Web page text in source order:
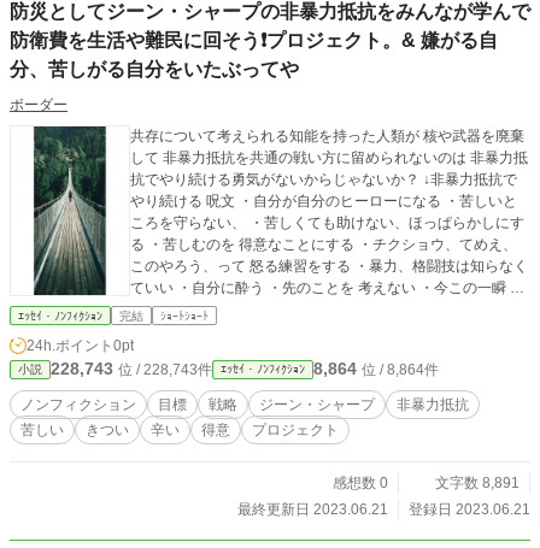
nto-2/#1 ずーっと武器で争ってきた人類の歴史を ここで断ち
切る。 → 非暴力抵抗に移行して 武器を棄てて 廃棄して 地球
との共存に全力を注げ！ 毎日イベントやってます。 ↓気が向
いたら遊びに来て下さい https://ka2.link/situke/ibento/#1 ↓こ
てます。 ↓気が向いたら遊びに来て下さい https://ka2.link/situ
ke/ibento/#1 ↓こんなのも https://ka2.link/situke/ibento-2/#1 ↓
6/26 のイベント https://facebook.com/boodaa.02/videos/102
9495661630019/ ↓6/26 のこんなの https://facebook.com/boo
daa.02/videos/805003678019382/ youtube 作成した
防災としてジーン・シャープの非暴力抵抗をみんなが学んで
防衛費を生活や難民に回そう❗プロジェクト。& 嫌がる自
分、苦しがる自分をいたぶってや
ボーダー
共存について考えられる知能を持った人類が 核や武器を廃棄
して 非暴力抵抗を共通の戦い方に留められないのは 非暴力抵
抗でやり続ける勇気がないからじゃないか？ ↓非暴力抵抗で
やり続ける 呪文 ・自分が自分のヒーローになる ・苦しいと
ころを守らない、 ・苦しくても助けない、ほっぱらかしにす
る ・苦しむのを 得意なことにする ・チクショウ、てめえ、
このやろう、って 怒る練習をする ・暴力、格闘技は知らなく
ていい ・自分に酔う ・先のことを 考えない ・今この一瞬 か
らなにかつかみとろうとする ・死、苦しい、別れ、変化 を特
して 馬鹿な戦争をやらかした愚か者の国として 核を持たない
武器を持たない 非暴力抵抗を唯一の戦術にする 毎日イベント
やってます。 ↓気が向いたら遊びに来て下さい https://ka2.link/
situke/ibento/#1 ↓こんなのも https://ka2.link/situke/ibento-2/#
1 ずーっと武器で争ってきた人類の歴史を ここで断ち切る。
遊びに来て下さい https://ka2.link/situke/ibento/#1 ↓こんなの
ｴｯｾｲ・ﾉﾝﾌｨｸｼｮﾝ 完結 ｼｮｰﾄｼｮｰﾄ
24h.ポイント 0pt
小説 228,743 位 / 228,743件 ｴｯｾｲ・ﾉﾝﾌｨｸｼｮﾝ 8,864 位 / 8,864件
ノンフィクション 目標 戦略 ジーン・シャープ
非暴力抵抗
苦しい
きつい 辛い 得意 プロジェクト
感想数 0
文字数 8,891
最終更新日 2023.06.21
登録日 2023.06.21